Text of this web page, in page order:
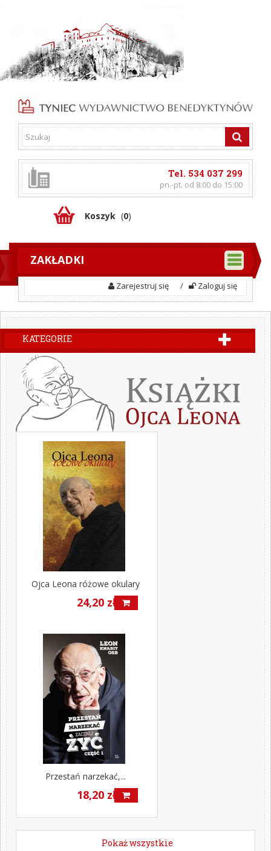
Tel. 534 037 299
pn.-pt. od 8:00 do 15:00
Koszyk (0)
ZAKŁADKI
Zarejestruj się / Zaloguj się
KATEGORIE
Ojca Leona różowe okulary
24,20 zł
Przestań narzekać,...
18,20 zł
Pokaż wszystkie